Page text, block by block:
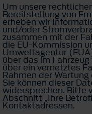
Um unsere
Bereitstellung von
erheben wir
und/oder
zusammen mit der
die EU-Kommission
Umweltagentur
über das im
über ein vernetztes
Rahmen der
Sie können dieser
widersprechen. Bitte
Abschnitt „Ihre
Kontaktadressen.